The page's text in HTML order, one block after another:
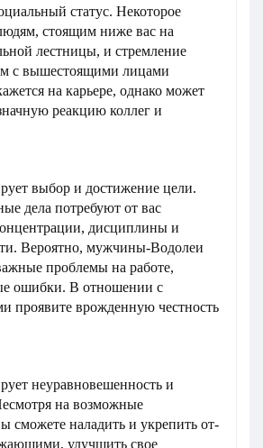
статус. Некоторое
стоящим ниже вас на
лестницы, и стремление
с вышестоящими лицами
на карьере, однако может
реакцию коллег и
выбор и достижение цели.
дела потребуют от вас
дисциплины и
Вероятно, мужчины-Водолеи
проблемы на работе,
ошибки. В отношении с
проявите врожденную честность
неуравновешенность и
на возможные
сможете наладить и укрепить от-
улучшить свое